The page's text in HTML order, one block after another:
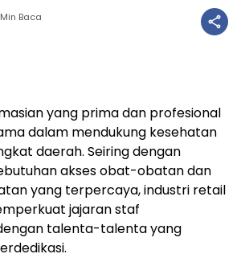
Baca
yang prima dan profesional
dalam mendukung kesehatan
daerah. Seiring dengan
akses obat-obatan dan
yang terpercaya, industri retail
jajaran staf
talenta-talenta yang